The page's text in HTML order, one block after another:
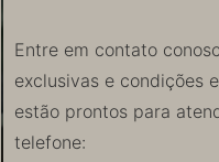
Entre em contato
exclusivas e condições
estão prontos para
telefone: